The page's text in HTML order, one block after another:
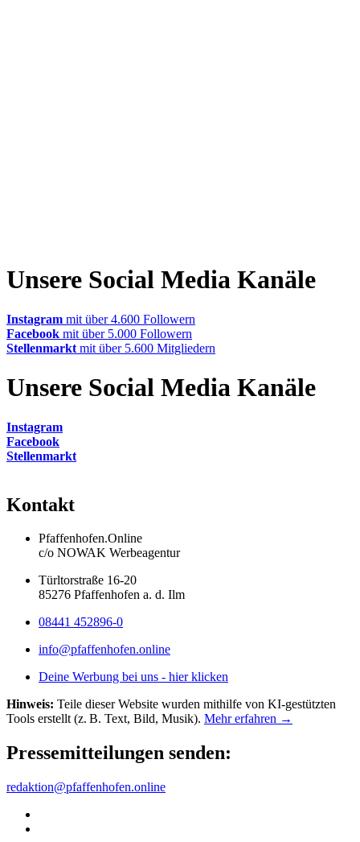
Unsere Social Media Kanäle
Instagram mit über 4.600 Followern
Facebook mit über 5.000 Followern
Stellenmarkt mit über 5.600 Mitgliedern
Unsere Social Media Kanäle
Instagram
Facebook
Stellenmarkt
Kontakt
Pfaffenhofen.Online
c/o NOWAK Werbeagentur
Türltorstraße 16-20
85276 Pfaffenhofen a. d. Ilm
08441 452896-0
info@pfaffenhofen.online
Deine Werbung bei uns - hier klicken
Hinweis: Teile dieser Website wurden mithilfe von KI-gestützten
Tools erstellt (z. B. Text, Bild, Musik). Mehr erfahren →
Pressemitteilungen senden:
redaktion@pfaffenhofen.online